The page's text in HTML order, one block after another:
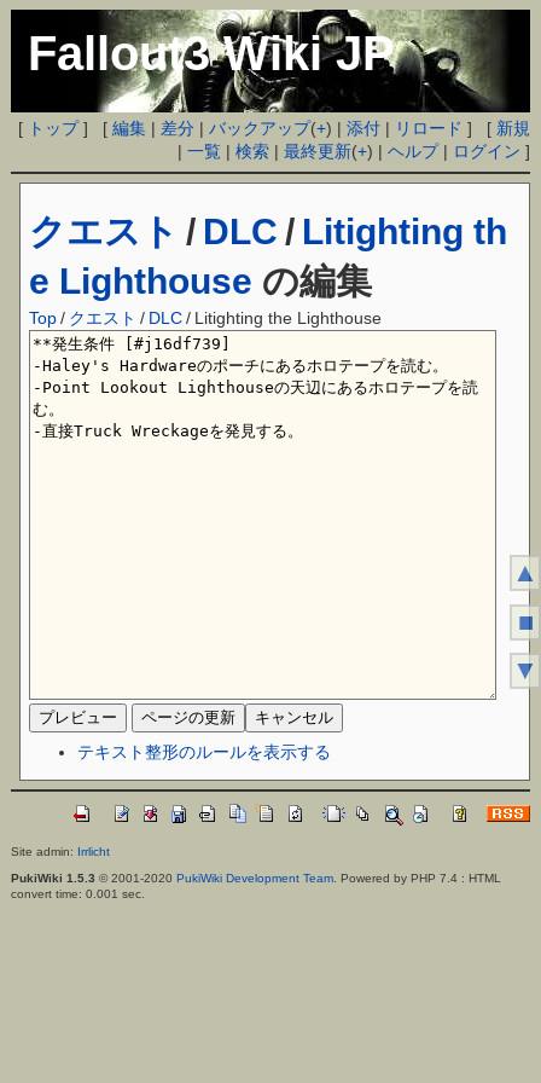
Fallout3 Wiki JP
[ トップ] [編集 | 差分 |バックアップ(+) |添付 | リロード ] [ 新規
|一覧 |検索 |最終更新(+) |ヘルプ| ログイン ]
クエスト / DLC / Litighting th
e Lighthouse の編集
Top / クエスト / DLC/ Litighting the Lighthouse
テキスト整形のルールを表示する
Site admin: Irrlicht
PukiWiki 1.5.3 © 2001-2020 PukiWiki Development Team. Powered by PHP 7.4 : HTML
convert time: 0.001 sec.
▲
■
▼